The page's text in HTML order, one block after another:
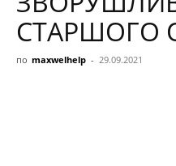
СТАРШОГО
по maxwelhelp - 29.09.2021